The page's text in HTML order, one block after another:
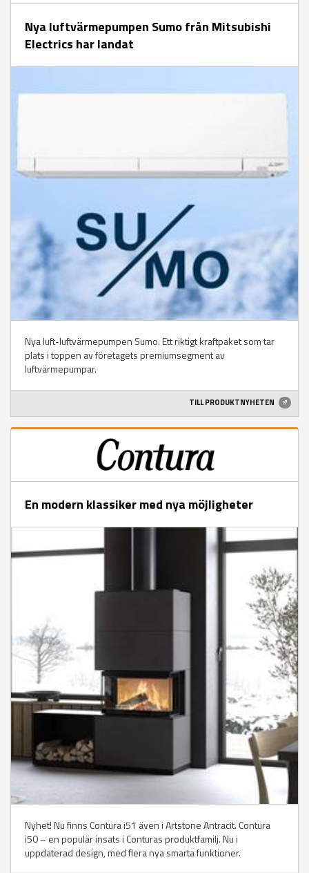
Nya luftvärmepumpen Sumo från Mitsubishi
Electrics har landat
Nya luft-luftvärmepumpen Sumo. Ett riktigt kraftpaket som tar
plats i toppen av företagets premiumsegment av
luftvärmepumpar.
TILL PRODUKTNYHETEN
En modern klassiker med nya möjligheter
Nyhet! Nu finns Contura i51 även i Artstone Antracit. Contura
i50 – en populär insats i Conturas produktfamilj. Nu i
uppdaterad design, med flera nya smarta funktioner.